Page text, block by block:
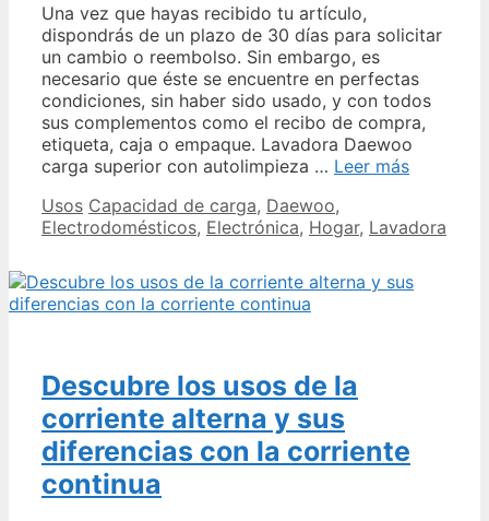
Una vez que hayas recibido tu artículo,
dispondrás de un plazo de 30 días para solicitar
un cambio o reembolso. Sin embargo, es
necesario que éste se encuentre en perfectas
condiciones, sin haber sido usado, y con todos
sus complementos como el recibo de compra,
etiqueta, caja o empaque. Lavadora Daewoo
carga superior con autolimpieza … Leer másLa
para
hogar
Lavadora
Categories
Usos Tags
Capacidad de carga, Daewoo,
Electrodomésticos, Electrónica, Hogar, Lavadora
Descubre los usos de la
corriente alterna y sus
diferencias con la corriente
continua